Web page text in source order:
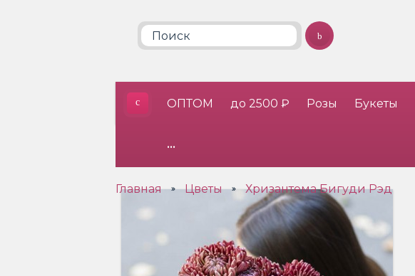
ОПТОМ до 2500 ₽ Розы Букеты
•••
Главная » Цветы » Хризантема Бигуди Рэд